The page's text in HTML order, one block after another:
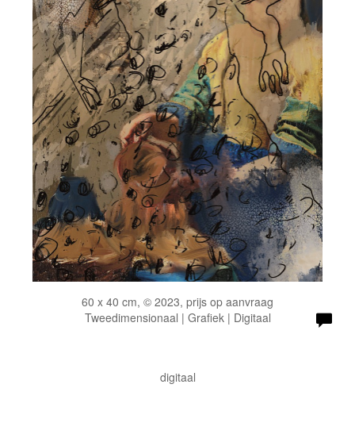
60 x 40 cm, © 2023, prijs op aanvraag
Tweedimensionaal | Grafiek | Digitaal
digitaal